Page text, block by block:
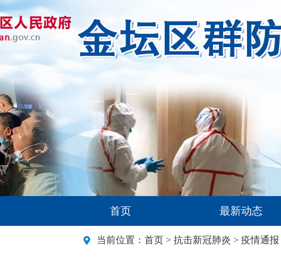
首页 最新动态
当前位置： 首页 > 抗击新冠肺炎 > 疫情通报